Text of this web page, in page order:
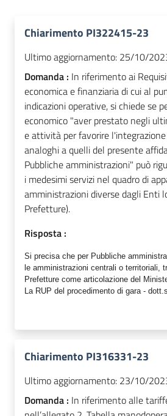
Chiarimento PI322415-23
Ultimo aggiornamento: 25/10/
Domanda : In riferimento ai
economica e finanziaria di cui al
indicazioni operative, si chiede se
economico "aver prestato negli
e attività per favorire
analoghi a quelli del presente
Pubbliche amministrazioni" può
i medesimi servizi nel quadro di
amministrazioni diverse dagli Enti
Prefetture).
Risposta :
Si precisa che per Pubbliche
le amministrazioni centrali o territoriali,
Prefetture come articolazione del
La RUP del procedimento di gara -
Chiarimento PI316331-23
Ultimo aggiornamento: 23/10/
Domanda : In riferimento alle